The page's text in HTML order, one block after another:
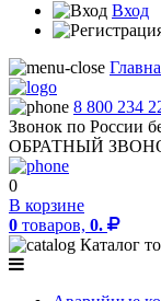
Вход
8 800 234
Звонок по России
ОБРАТНЫЙ
0
В корзине
0 товаров, 0.
Каталог